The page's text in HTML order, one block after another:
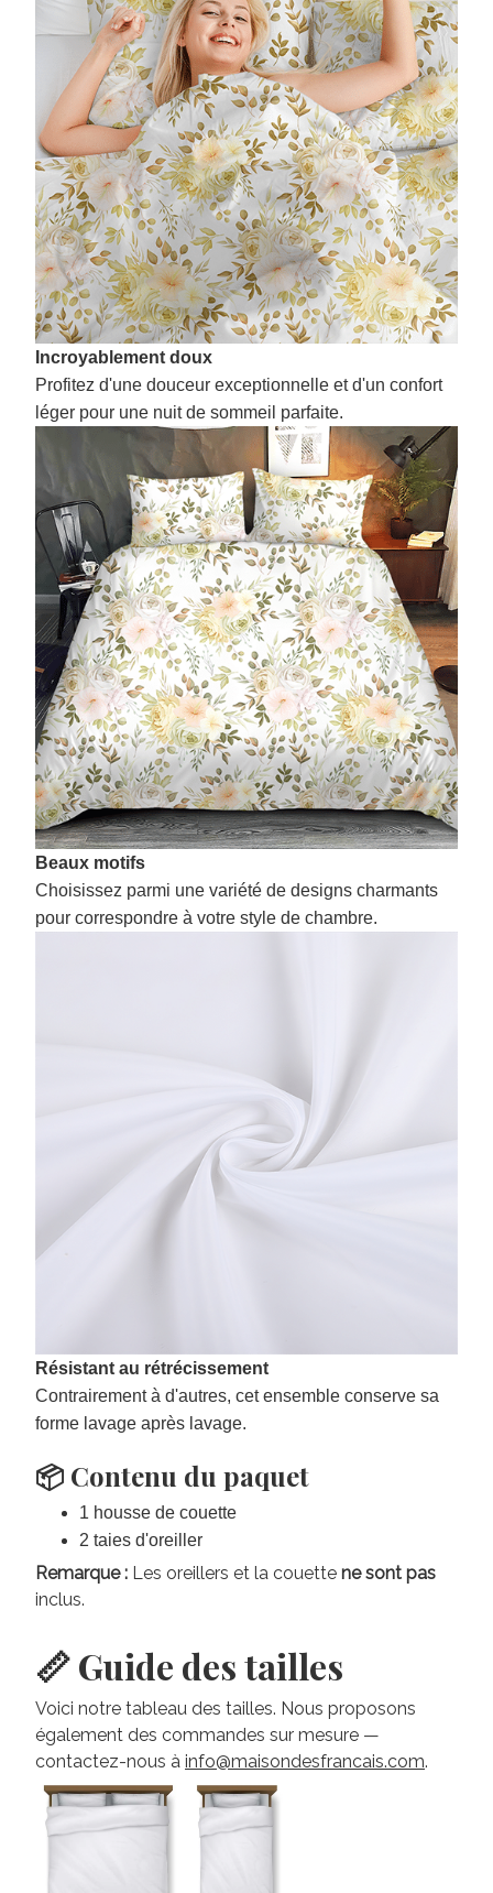
Incroyablement doux
Profitez d'une douceur exceptionnelle et d'un confort
léger pour une nuit de sommeil parfaite.
Beaux motifs
Choisissez parmi une variété de designs charmants
pour correspondre à votre style de chambre.
Résistant au rétrécissement
Contrairement à d'autres, cet ensemble conserve sa
forme lavage après lavage.
📦 Contenu du paquet
1 housse de couette
2 taies d'oreiller
Remarque : Les oreillers et la couette ne sont pas
inclus.
📏 Guide des tailles
Voici notre tableau des tailles. Nous proposons
également des commandes sur mesure —
contactez-nous à info@maisondesfrancais.com.